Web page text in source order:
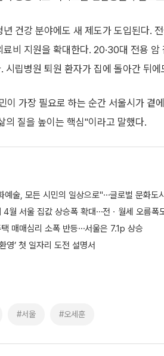
년 건강 분야에도 새 제도가 도입된다.
료비 지원을 확대한다. 20·30대 전용
시립병원 퇴원 환자가 집에 돌아간 뒤
이 가장 필요로 하는 순간 서울시가 곁
의 질을 높이는 핵심"이라고 말했다.
예술, 모든 시민의 일상으로"⋯글로벌 문화도
4월 서울 집값 상승폭 확대⋯전ㆍ월세 오름폭
매매심리 소폭 반등⋯서울은 7.1p 상승
영’ 첫 일자리 도전 설명서
#서울 #오세훈